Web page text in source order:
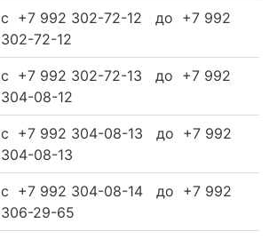
c +7 992 302-72-12 до +7 992
302-72-12
c +7 992 302-72-13 до +7 992
304-08-12
c +7 992 304-08-13 до +7 992
304-08-13
c +7 992 304-08-14 до +7 992
306-29-65